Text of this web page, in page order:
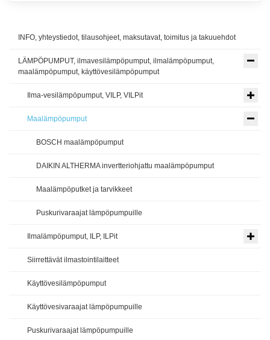
INFO, yhteystiedot, tilausohjeet, maksutavat, toimitus ja takuuehdot
LÄMPÖPUMPUT, ilmavesilämpöpumput, ilmalämpöpumput,
maalämpöpumput, käyttövesilämpöpumput
Ilma-vesilämpöpumput, VILP, VILPit
Maalämpöpumput
BOSCH maalämpöpumput
DAIKIN ALTHERMA invertteriohjattu maalämpöpumput
Maalämpöputket ja tarvikkeet
Puskurivaraajat lämpöpumpuille
Ilmalämpöpumput, ILP, ILPit
Siirrettävät ilmastointilaitteet
Käyttövesilämpöpumput
Käyttövesivaraajat lämpöpumpuille
Puskurivaraajat lämpöpumpuille